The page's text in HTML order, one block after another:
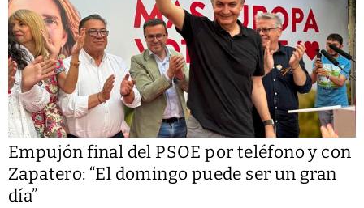
Empujón final del PSOE por teléfono y con
Zapatero: “El domingo puede ser un gran
día”